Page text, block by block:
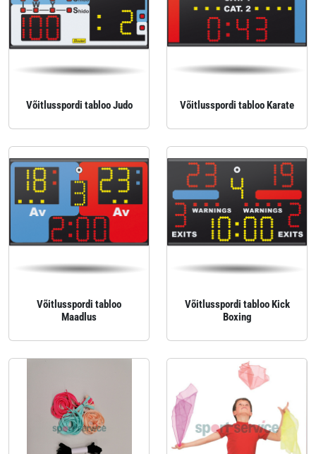
Võitlusspordi tabloo Judo Võitlusspordi tabloo Karate
Võitlusspordi tabloo
Maadlus
Võitlusspordi tabloo Kick
Boxing